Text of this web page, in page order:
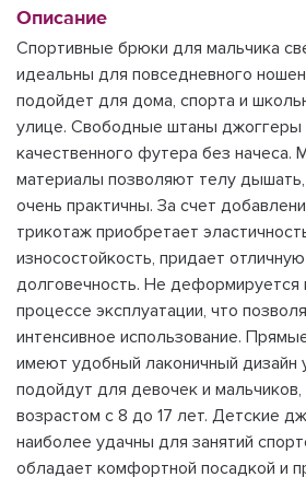
Описание
Спортивные брюки для мальчика
идеальны для повседневного
подойдет для дома, спорта и
улице. Свободные штаны джоггеры
качественного футера без начеса.
материалы позволяют телу
очень практичны. За счет
трикотаж приобретает
износостойкость, придает
долговечность. Не деформируется
процессе эксплуатации, что
интенсивное использование.
имеют удобный лаконичный дизайн
подойдут для девочек и
возрастом с 8 до 17 лет. Детские
наиболее удачны для занятий
обладает комфортной посадкой и